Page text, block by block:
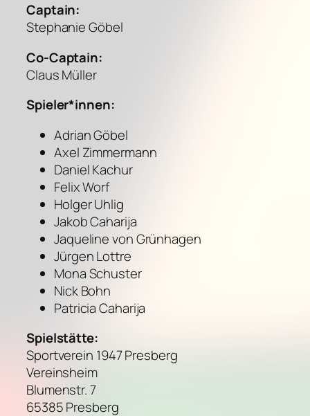
Captain:
Stephanie Göbel
Co-Captain:
Claus Müller
Spieler*innen:
Adrian Göbel
Axel Zimmermann
Daniel Kachur
Felix Worf
Holger Uhlig
Jakob Caharija
Jaqueline von Grünhagen
Jürgen Lottre
Mona Schuster
Nick Bohn
Patricia Caharija
Spielstätte:
Sportverein 1947 Presberg
Vereinsheim
Blumenstr. 7
65385 Presberg